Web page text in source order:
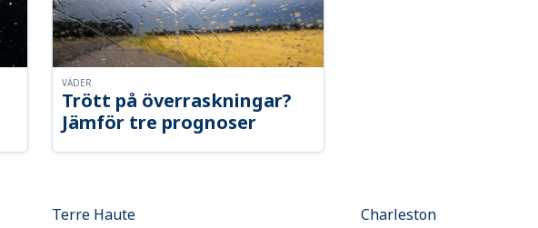
Trött på överraskningar?
Jämför tre prognoser
VÄDER
Terre Haute Charleston